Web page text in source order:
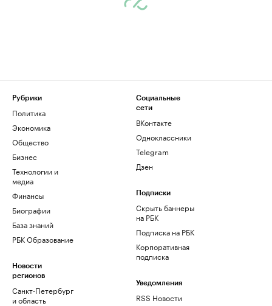
Рубрики
Политика
Экономика
Общество
Бизнес
Технологии и
медиа
Финансы
Биографии
База знаний
РБК Образование
Новости
регионов
Санкт-Петербург
и область
Социальные
сети
ВКонтакте
Одноклассники
Telegram
Дзен
Подписки
Скрыть баннеры
на РБК
Подписка на РБК
Корпоративная
подписка
Уведомления
RSS Новости